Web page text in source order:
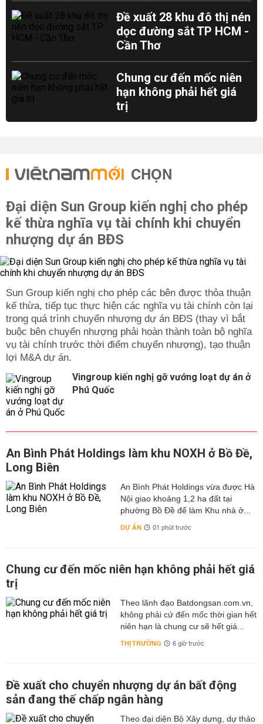
Đề xuất 28 khu đô thị nén
dọc đường sắt TP HCM -
Cần Thơ
Chung cư đến mốc niên
hạn không phải hết giá
trị
CHỌN
Đại diện Sun Group kiến nghị cho phép
kế thừa nghĩa vụ tài chính khi chuyển
nhượng dự án BĐS
Sun Group kiến nghị cho phép các bên được thỏa thuận
kế thừa, tiếp tục thực hiện các nghĩa vụ tài chính còn lại
trong quá trình chuyển nhượng dự án BĐS (thay vì bắt
buộc bên chuyển nhượng phải hoàn thành toàn bộ nghĩa
vụ tài chính trước thời điểm chuyển nhượng), tạo thuận
lợi M&A dự án.
Vingroup kiến nghị gỡ vướng loạt dự án ở
Phú Quốc
An Bình Phát Holdings làm khu NOXH ở Bồ Đề,
Long Biên
An Bình Phát Holdings vừa được Hà
Nội giao khoảng 1,2 ha đất tại
phường Bồ Đề để làm Khu nhà ở...
DỰ ÁN 01 phút trước
Chung cư đến mốc niên hạn không phải hết giá
trị
Theo lãnh đạo Batdongsan.com.vn,
không phải cứ đến mốc thời gian hết
niên hạn là chung cư sẽ hết giá...
THỊ TRƯỜNG 6 giờ trước
Đề xuất cho chuyển nhượng dự án bất động
sản đang thế chấp ngân hàng
Theo đại diện Bộ Xây dựng, dự thảo